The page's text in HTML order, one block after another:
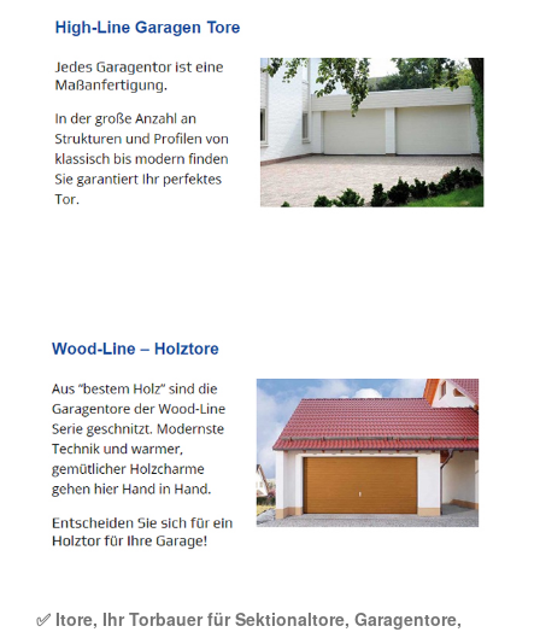
✅ Itore, Ihr Torbauer für Sektionaltore, Garagentore,